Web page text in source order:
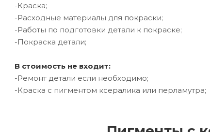
-Краска;
-Расходные материалы для покраски;
-Работы по подготовки детали к покраске;
-Покраска детали;
В стоимость не входит:
-Ремонт детали если необходимо;
-Краска с пигментом ксералика или перламутра;